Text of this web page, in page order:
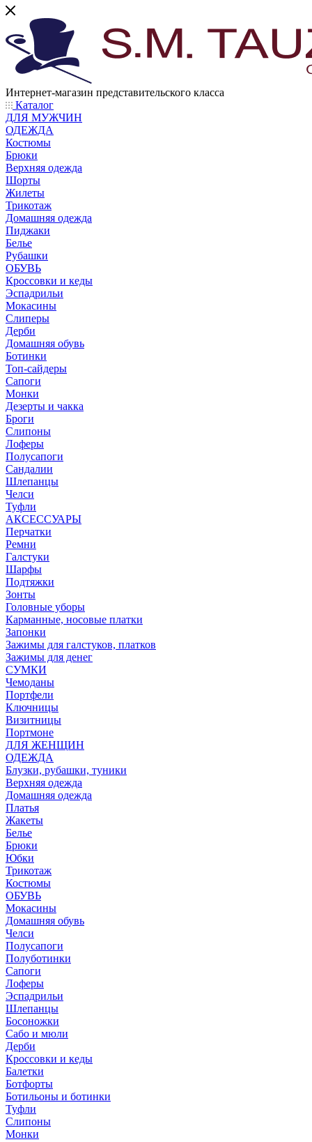
Интернет-магазин представительского класса
Каталог
ДЛЯ МУЖЧИН
ОДЕЖДА
Костюмы
Брюки
Верхняя одежда
Шорты
Жилеты
Трикотаж
Домашняя одежда
Пиджаки
Белье
Рубашки
ОБУВЬ
Кроссовки и кеды
Эспадрильи
Мокасины
Слиперы
Дерби
Домашняя обувь
Ботинки
Топ-сайдеры
Сапоги
Монки
Дезерты и чакка
Броги
Слипоны
Лоферы
Полусапоги
Сандалии
Шлепанцы
Челси
Туфли
АКСЕССУАРЫ
Перчатки
Ремни
Галстуки
Шарфы
Подтяжки
Зонты
Головные уборы
Карманные, носовые платки
Запонки
Зажимы для галстуков, платков
Зажимы для денег
СУМКИ
Чемоданы
Портфели
Ключницы
Визитницы
Портмоне
ДЛЯ ЖЕНЩИН
ОДЕЖДА
Блузки, рубашки, туники
Верхняя одежда
Домашняя одежда
Платья
Жакеты
Белье
Брюки
Юбки
Трикотаж
Костюмы
ОБУВЬ
Мокасины
Домашняя обувь
Челси
Полусапоги
Полуботинки
Сапоги
Лоферы
Эспадрильи
Шлепанцы
Босоножки
Сабо и мюли
Дерби
Кроссовки и кеды
Балетки
Ботфорты
Ботильоны и ботинки
Туфли
Слипоны
Монки